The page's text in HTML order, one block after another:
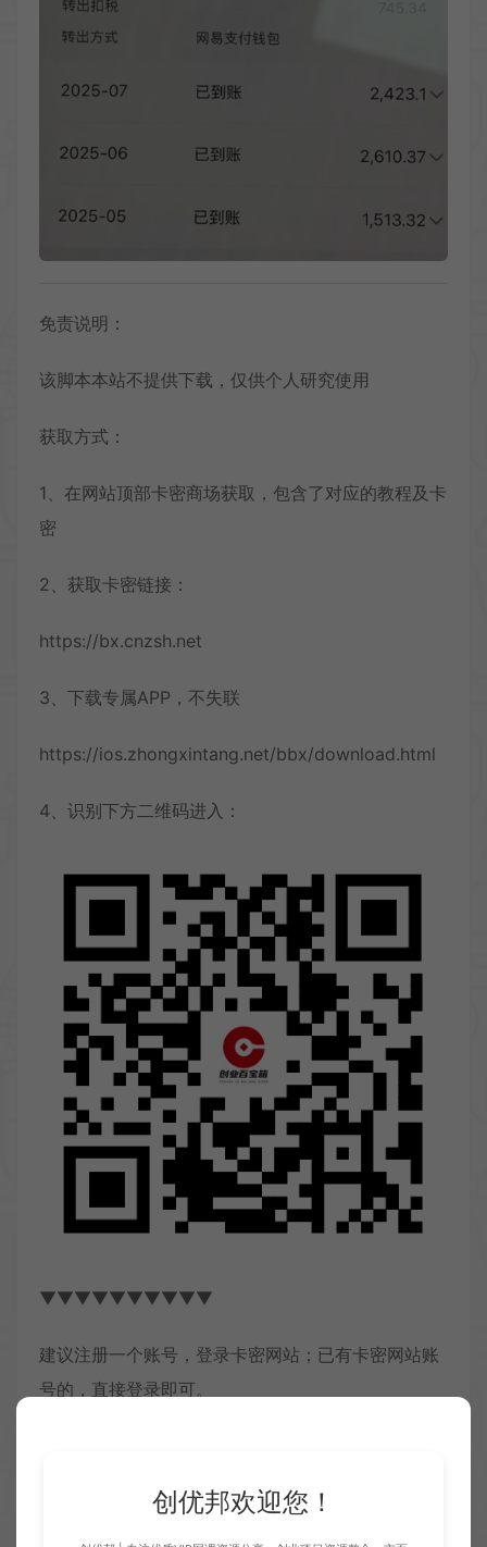
免责说明：
该脚本本站不提供下载，仅供个人研究使用
获取方式：
1、在网站顶部卡密商场获取，包含了对应的教程及卡
密
2、获取卡密链接：
https://bx.cnzsh.net
3、下载专属APP，不失联
https://ios.zhongxintang.net/bbx/download.html
4、识别下方二维码进入：
▼▼▼▼▼▼▼▼▼▼
建议注册一个账号，登录卡密网站；已有卡密网站账
号的，直接登录即可。
●如果购买的脚本有问题，可直接在我的，售后反
创优邦欢迎您！